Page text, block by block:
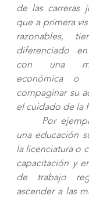
de las carreras
que a primera
razonables,
diferenciado
con una
económica
compaginar su
el cuidado de la
Por
una educación
la licenciatura o
capacitación y
de trabajo
ascender a las